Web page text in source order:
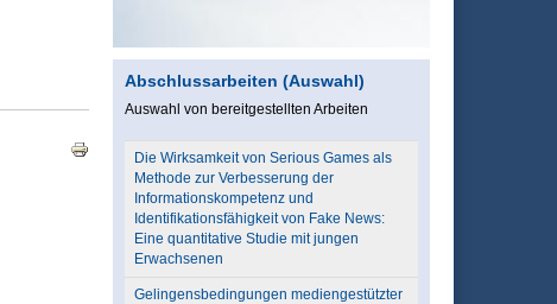
Abschlussarbeiten (Auswahl)
Auswahl von bereitgestellten Arbeiten
Die Wirksamkeit von Serious Games als
Methode zur Verbesserung der
Informationskompetenz und
Identifikationsfähigkeit von Fake News:
Eine quantitative Studie mit jungen
Erwachsenen
Gelingensbedingungen mediengestützter